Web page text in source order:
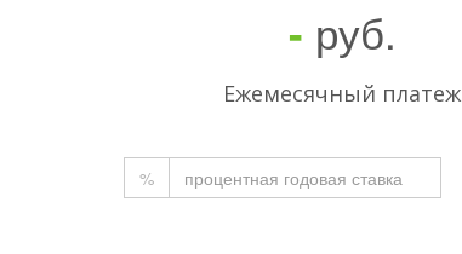
- руб.
Ежемесячный платеж
%